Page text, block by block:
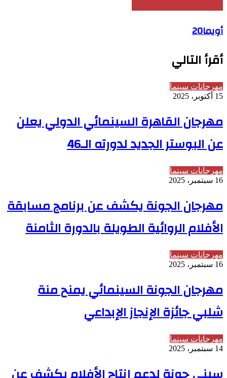
أويما20
أقرأ التالي
مهرجانات سينما
15 أكتوبر، 2025
مهرجان القاهرة السينمائي الدولي يعلن
عن البوستر الجديد لدورته الـ46
مهرجانات سينما
16 سبتمبر، 2025
مهرجان الجونة يكشف عن برنامج مسابقة
الأفلام الروائية الطويلة بالدورة الثامنة
مهرجانات سينما
16 سبتمبر، 2025
مهرجان الجونة السينمائي يمنح منة
شلبي جائزة الإنجاز الإبداعي
مهرجانات سينما
14 سبتمبر، 2025